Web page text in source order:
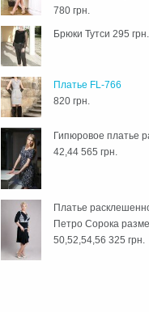
780 грн.
Брюки Тутси295 грн.
Платье FL-766
820 грн.
Гипюровое платье
42,44565 грн.
Платье
Петро Сорока
50,52,54,56325 грн.